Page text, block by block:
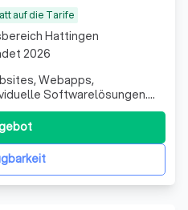
auf die Tarife
Webapps,
Softwarelösungen.
zu digitalisieren und
Hattingen
2026